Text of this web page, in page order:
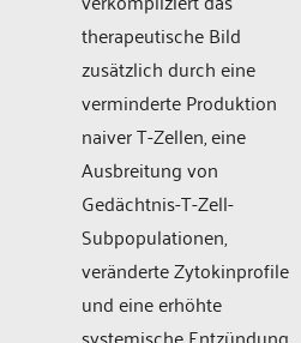
therapeutische Bild
zusätzlich durch eine
verminderte Produktion
naiver T-Zellen, eine
Ausbreitung von
Gedächtnis-T-Zell-
Subpopulationen,
veränderte Zytokinprofile
und eine erhöhte